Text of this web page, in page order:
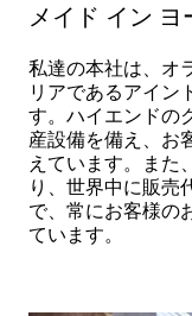
メイド イン ヨ
私達の本社は、オ
リアであるアイン
す。ハイエンドの
産設備を備え、お
えています。また
り、世界中に販売
で、常にお客様の
ています。